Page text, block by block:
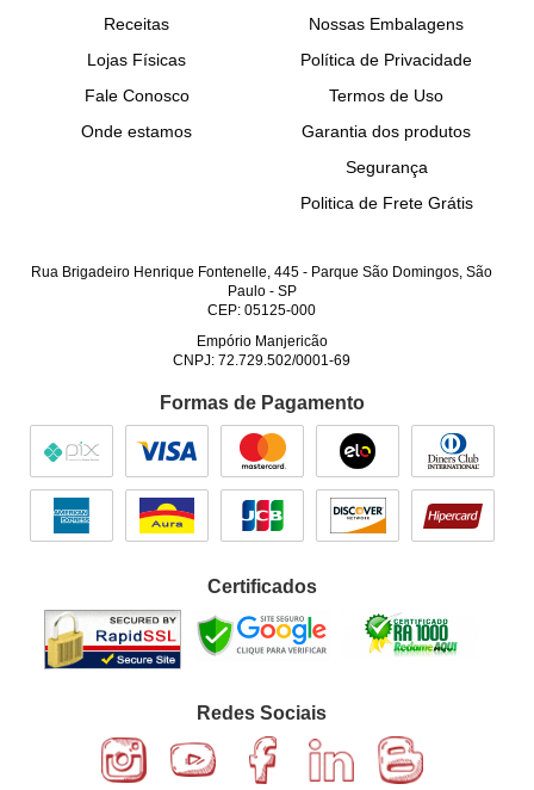
Receitas
Lojas Físicas
Fale Conosco
Onde estamos
Nossas Embalagens
Política de Privacidade
Termos de Uso
Garantia dos produtos
Segurança
Politica de Frete Grátis
Rua Brigadeiro Henrique Fontenelle, 445 - Parque São Domingos, São
Paulo- SP
CEP: 05125-000
Empório Manjericão
CNPJ: 72.729.502/0001-69
Formas de Pagamento
Certificados
Redes Sociais